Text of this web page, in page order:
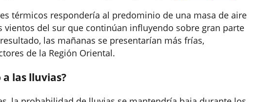
térmicos respondería al predominio de una masa de aire
vientos del sur que continúan influyendo sobre gran parte
las mañanas se presentarían más frías,
de la Región Oriental.
a las lluvias?